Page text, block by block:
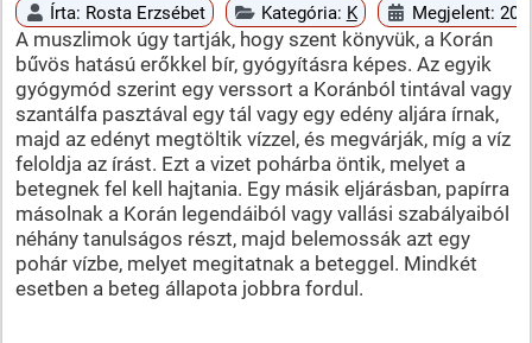
Írta: Rosta Erzsébet Kategória: K Megjelent:
A muszlimok úgy tartják, hogy szent könyvük, a Korán
bűvös hatású erőkkel bír, gyógyításra képes. Az egyik
gyógymód szerint egy verssort a Koránból tintával vagy
szantálfa pasztával egy tál vagy egy edény aljára írnak,
majd az edényt megtöltik vízzel, és megvárják, míg a víz
feloldja az írást. Ezt a vizet pohárba öntik, melyet a
betegnek fel kell hajtania. Egy másik eljárásban, papírra
másolnak a Korán legendáiból vagy vallási szabályaiból
néhány tanulságos részt, majd belemossák azt egy
pohár vízbe, melyet megitatnak a beteggel. Mindkét
esetben a beteg állapota jobbra fordul.